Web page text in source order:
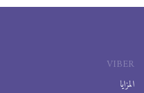
VIBER
المزايا